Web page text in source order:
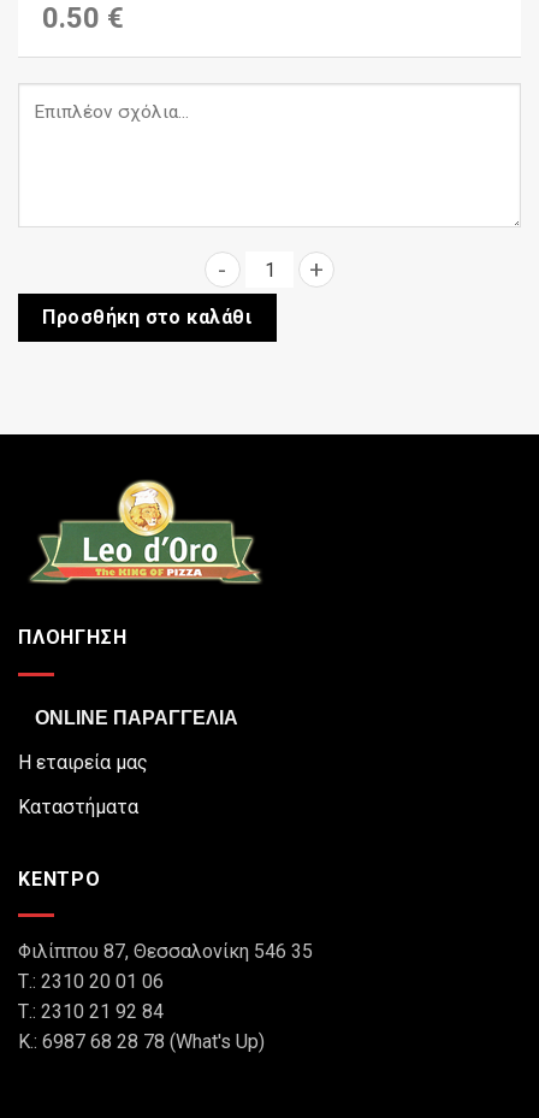
0.50 €
Σοσάκι dressing caesars
Προσθήκη στο καλάθι
ΠΛΟΗΓΗΣΗ
ONLINE ΠΑΡΑΓΓΕΛΙΑ
Η εταιρεία μας
Καταστήματα
ΚΕΝΤΡΟ
Φιλίππου 87, Θεσσαλονίκη 546 35
Τ.: 2310 20 01 06
Τ.: 2310 21 92 84
Κ.: 6987 68 28 78 (What's Up)